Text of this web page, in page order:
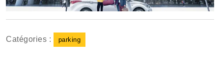
Catégories : parking